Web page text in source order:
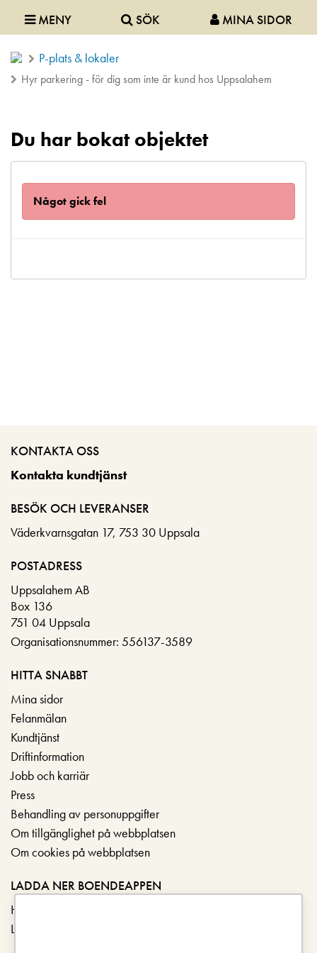
MENY SÖK MINA SIDOR
P-plats & lokaler
Hyr parkering - för dig som inte är kund hos Uppsalahem
Du har bokat objektet
Något gick fel
KONTAKTA OSS
Kontakta kundtjänst
BESÖK OCH LEVERANSER
Väderkvarnsgatan 17, 753 30 Uppsala
POSTADRESS
Uppsalahem AB
Box 136
751 04 Uppsala
Organisationsnummer: 556137-3589
HITTA SNABBT
Mina sidor
Felanmälan
Kundtjänst
Driftinformation
Jobb och karriär
Press
Behandling av personuppgifter
Om tillgänglighet på webbplatsen
Om cookies på webbplatsen
LADDA NER BOENDEAPPEN
Hämta i App Store
Ladda ner på Google Play